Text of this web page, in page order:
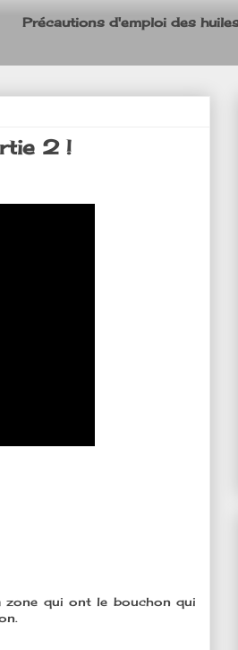
Précautions d'emploi des
2 !
zone qui ont le bouchon qui